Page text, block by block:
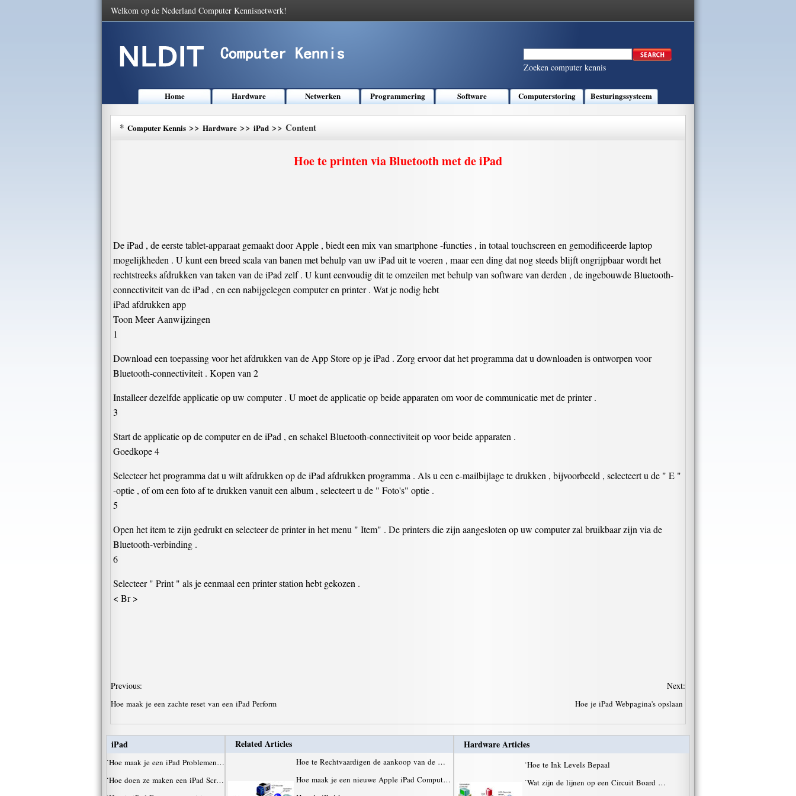
Welkom op de Nederland Computer Kennisnetwerk!
Zoeken computer kennis
Home Hardware Netwerken Programmering Software Computerstoring Besturingssysteem
* Computer Kennis >> Hardware >> iPad >> Content
Hoe te printen via Bluetooth met de iPad
De iPad , de eerste tablet-apparaat gemaakt door Apple , biedt een mix van smartphone -functies , in totaal touchscreen en gemodificeerde laptop
mogelijkheden . U kunt een breed scala van banen met behulp van uw iPad uit te voeren , maar een ding dat nog steeds blijft ongrijpbaar wordt het
rechtstreeks afdrukken van taken van de iPad zelf . U kunt eenvoudig dit te omzeilen met behulp van software van derden , de ingebouwde Bluetooth-
connectiviteit van de iPad , en een nabijgelegen computer en printer . Wat je nodig hebt
iPad afdrukken app
Toon Meer Aanwijzingen
1
Download een toepassing voor het afdrukken van de App Store op je iPad . Zorg ervoor dat het programma dat u downloaden is ontworpen voor
Bluetooth-connectiviteit . Kopen van 2
Installeer dezelfde applicatie op uw computer . U moet de applicatie op beide apparaten om voor de communicatie met de printer .
3
Start de applicatie op de computer en de iPad , en schakel Bluetooth-connectiviteit op voor beide apparaten .
Goedkope 4
Selecteer het programma dat u wilt afdrukken op de iPad afdrukken programma . Als u een e-mailbijlage te drukken , bijvoorbeeld , selecteert u de " E "
-optie , of om een ​​foto af te drukken vanuit een album , selecteert u de " Foto's" optie .
5
Open het item te zijn gedrukt en selecteer de printer in het menu " Item" . De printers die zijn aangesloten op uw computer zal bruikbaar zijn via de
Bluetooth-verbinding .
6
Selecteer " Print " als je eenmaal een printer station hebt gekozen .
< Br >
Previous:
Hoe maak je een zachte reset van een iPad Perform
Next:
Hoe je iPad Webpagina's opslaan
iPad
·Hoe maak je een iPad Problemen…
·Hoe doen ze maken een iPad Scr…
Related Articles
Hoe te Rechtvaardigen de aankoop van de …
Hoe maak je een nieuwe Apple iPad Comput…
Hardware Articles
·Hoe te Ink Levels Bepaal
·Wat zijn de lijnen op een Circuit Board …